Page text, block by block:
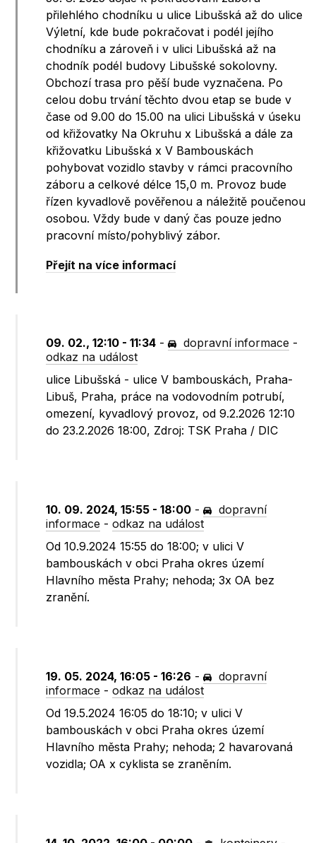
přilehlého chodníku u ulice Libušská až do ulice
Výletní, kde bude pokračovat i podél jejího
chodníku a zároveň i v ulici Libušská až na
chodník podél budovy Libušské sokolovny.
Obchozí trasa pro pěší bude vyznačena. Po
celou dobu trvání těchto dvou etap se bude v
čase od 9.00 do 15.00 na ulici Libušská v úseku
od křižovatky Na Okruhu x Libušská a dále za
křižovatku Libušská x V Bambouskách
pohybovat vozidlo stavby v rámci pracovního
záboru a celkové délce 15,0 m. Provoz bude
řízen kyvadlově pověřenou a náležitě poučenou
osobou. Vždy bude v daný čas pouze jedno
pracovní místo/pohyblivý zábor.
Přejít na více informací
09. 02., 12:10 - 11:34 - dopravní informace -
odkaz na událost
ulice Libušská - ulice V bambouskách, Praha-
Libuš, Praha, práce na vodovodním potrubí,
omezení, kyvadlový provoz, od 9.2.2026 12:10
do 23.2.2026 18:00, Zdroj: TSK Praha / DIC
10. 09. 2024, 15:55 - 18:00 -
dopravní
informace -odkaz na událost
Od 10.9.2024 15:55 do 18:00; v ulici V
bambouskách v obci Praha okres území
Hlavního města Prahy; nehoda; 3x OA bez
zranění.
19. 05. 2024, 16:05 - 16:26 -
dopravní
informace -odkaz na událost
Od 19.5.2024 16:05 do 18:10; v ulici V
bambouskách v obci Praha okres území
Hlavního města Prahy; nehoda; 2 havarovaná
vozidla; OA x cyklista se zraněním.